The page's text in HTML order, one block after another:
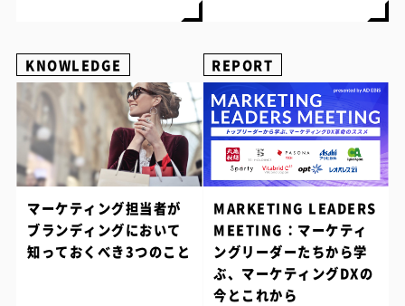
KNOWLEDGE
マーケティング担当者が
ブランディングにおいて
知っておくべき3つのこと
REPORT
MARKETING LEADERS
MEETING：マーケティ
ングリーダーたちから学
ぶ、マーケティングDXの
今とこれから